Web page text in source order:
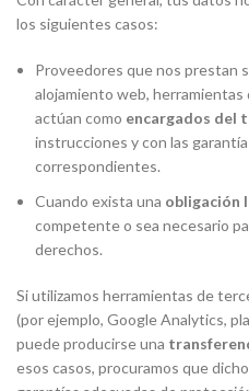
los siguientes casos:
Proveedores que nos prestan
alojamiento web, herramientas
actúan como encargados del
instrucciones y con las
correspondientes.
Cuando exista una obligación
competente o sea necesario
derechos.
Si utilizamos herramientas de
(por ejemplo, Google Analytics,
puede producirse una
esos casos, procuramos que